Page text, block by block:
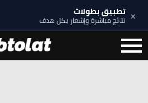
× تطبيق بطولات
نتائج مباشرة وإشعار بكل هدف